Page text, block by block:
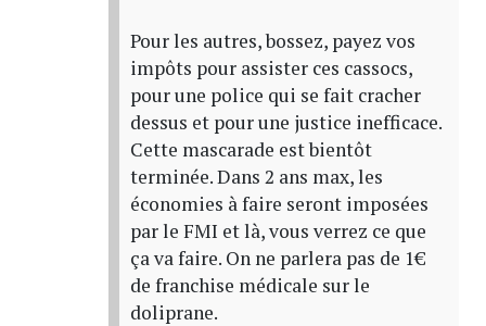
Pour les autres, bossez, payez vos
impôts pour assister ces cassocs,
pour une police qui se fait cracher
dessus et pour une justice inefficace.
Cette mascarade est bientôt
terminée. Dans 2 ans max, les
économies à faire seront imposées
par le FMI et là, vous verrez ce que
ça va faire. On ne parlera pas de 1€
de franchise médicale sur le
doliprane.